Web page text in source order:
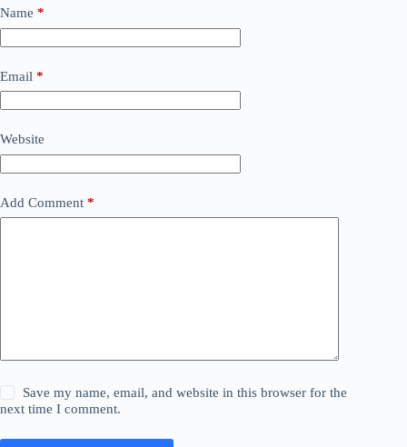
Name *
Email *
Website
Add Comment *
Save my name, email, and website in this browser for the
next time I comment.